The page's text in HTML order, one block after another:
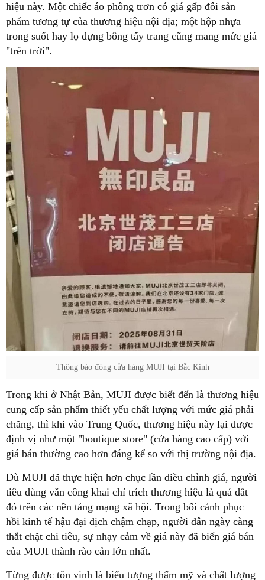
hiệu này. Một chiếc áo phông trơn có giá gấp đôi sản
phẩm tương tự của thương hiệu nội địa; một hộp nhựa
trong suốt hay lọ đựng bông tẩy trang cũng mang mức giá
"trên trời".
Thông báo đóng cửa hàng MUJI tại Bắc Kinh
Trong khi ở Nhật Bản, MUJI được biết đến là thương hiệu
cung cấp sản phẩm thiết yếu chất lượng với mức giá phải
chăng, thì khi vào Trung Quốc, thương hiệu này lại được
định vị như một "boutique store" (cửa hàng cao cấp) với
giá bán thường cao hơn đáng kể so với thị trường nội địa.
Dù MUJI đã thực hiện hơn chục lần điều chỉnh giá, người
tiêu dùng vẫn công khai chỉ trích thương hiệu là quá đắt
đỏ trên các nền tảng mạng xã hội. Trong bối cảnh phục
hồi kinh tế hậu đại dịch chậm chạp, người dân ngày càng
thắt chặt chi tiêu, sự nhạy cảm về giá này đã biến giá bán
của MUJI thành rào cản lớn nhất.
Từng được tôn vinh là biểu tượng thẩm mỹ và chất lượng